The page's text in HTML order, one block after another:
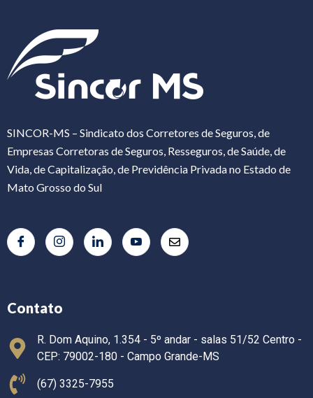
SINCOR-MS – Sindicato dos Corretores de Seguros, de
Empresas Corretoras de Seguros, Resseguros, de Saúde, de
Vida, de Capitalização, de Previdência Privada no Estado de
Mato Grosso do Sul
Contato
R. Dom Aquino, 1.354 - 5º andar - salas 51/52 Centro -
CEP: 79002-180 - Campo Grande-MS
(67) 3325-7955